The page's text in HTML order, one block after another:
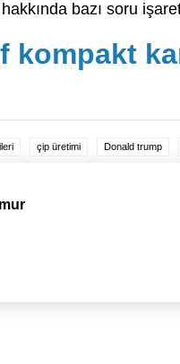
bazı soru
kompakt
çip üretimi Donald trump